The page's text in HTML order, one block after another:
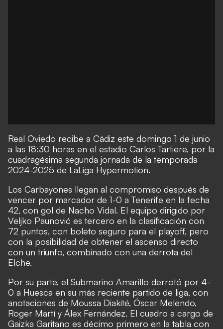
Real Oviedo recibe a Cádiz este domingo 1 de junio
a las 18:30 horas en el estadio Carlos Tartiere, por la
cuadragésima segunda jornada de la temporada
2024-2025 de LaLiga Hypermotion.
Los Carbayones llegan al compromiso después de
vencer por marcador de 1-0 a Tenerife en la fecha
42, con gol de Nacho Vidal. El equipo dirigido por
Veljko Paunović es tercero en la clasificación con
72 puntos, con boleto seguro para el playoff, pero
con la posibilidad de obtener el ascenso directo
con un triunfo, combinado con una derrota del
Elche.
Por su parte, el Submarino Amarillo derrotó por 4-
0 a Huesca en su más reciente partido de liga, con
anotaciones de Moussa Diakité, Óscar Melendo,
Roger Martí y Álex Fernández. El cuadro a cargo de
Gaizka Garitano es décimo primero en la tabla con